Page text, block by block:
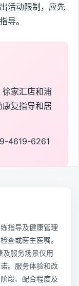
活动限制，应先
导。
家汇店和浦
复指导和居
4619-6261
指导及健康管理
查或医生医嘱。
及服务场景仅用
。服务体验和改
段、配合程度及